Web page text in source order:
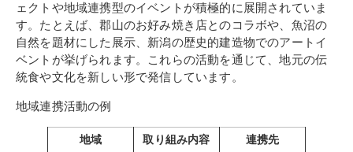
ェクトや地域連携型のイベントが積極的に展開されていま
す。たとえば、郡山のお好み焼き店とのコラボや、魚沼の
自然を題材にした展示、新潟の歴史的建造物でのアートイ
ベントが挙げられます。これらの活動を通じて、地元の伝
統食や文化を新しい形で発信しています。
地域連携活動の例
地域 取り組み内容 連携先